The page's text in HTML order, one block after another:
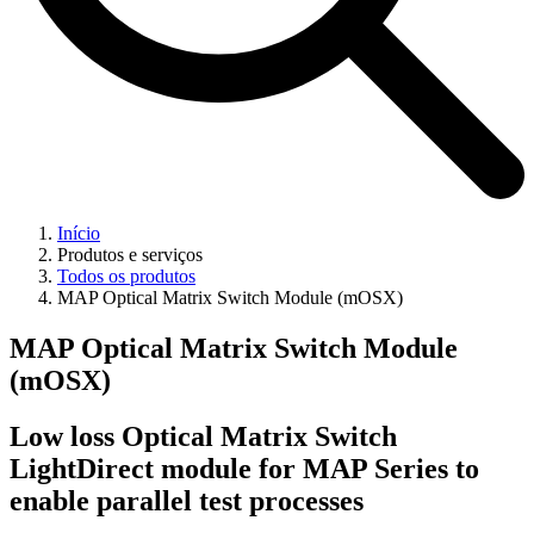
Início
Produtos e serviços
Todos os produtos
MAP Optical Matrix Switch Module (mOSX)
MAP Optical Matrix Switch Module
(mOSX)
Low loss Optical Matrix Switch
LightDirect module for MAP Series to
enable parallel test processes